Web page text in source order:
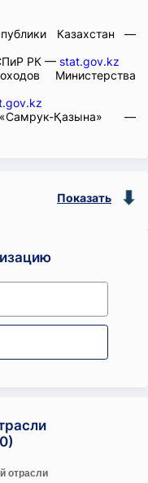
Казахстан —
РК — stat.gov.kz
Министерства
Қазына» —
Показать